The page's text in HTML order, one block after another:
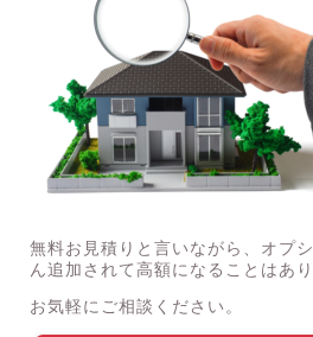
無料お見積りと言いながら、オプ
ん追加されて高額になることはあり
お気軽にご相談ください。